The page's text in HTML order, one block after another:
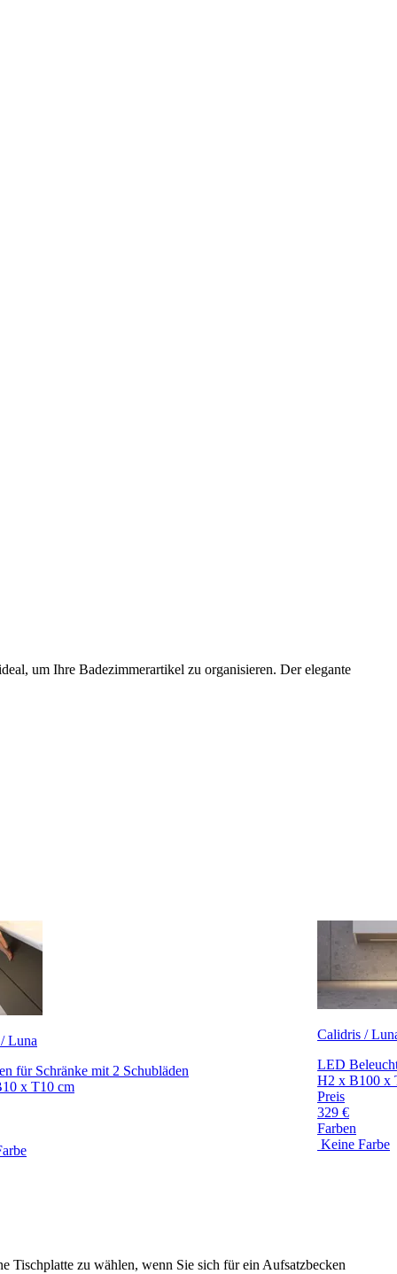
um Ihre Badezimmerartikel zu organisieren. Der elegante
Luna
für Schränke mit 2 Schubläden
x T10 cm
Calidris /
LED
H2 x B100 x
Preis
329 €
Farben
Keine Farbe
Tischplatte zu wählen, wenn Sie sich für ein Aufsatzbecken